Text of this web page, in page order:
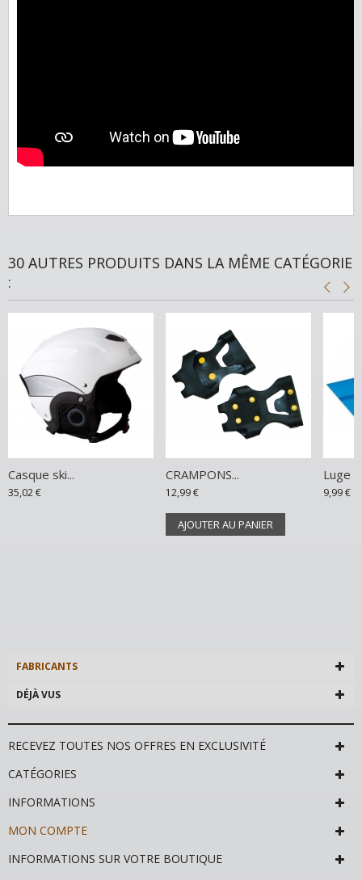
30 AUTRES PRODUITS DANS LA MÊME CATÉGORIE
:
Casque ski...
35,02 €
CRAMPONS...
12,99 €
AJOUTER AU PANIER
Luge
9,99 €
FABRICANTS
DÉJÀ VUS
RECEVEZ TOUTES NOS OFFRES EN EXCLUSIVITÉ
CATÉGORIES
INFORMATIONS
MON COMPTE
INFORMATIONS SUR VOTRE BOUTIQUE